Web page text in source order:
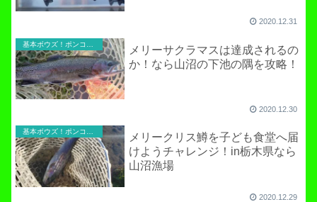
2020.12.31
メリーサクラマスは達成されるの
か！なら山沼の下池の隅を攻略！
2020.12.30
基本ボウズ！ポンコツ実践記
メリークリス鱒を子ども食堂へ届
けようチャレンジ！in栃木県なら
山沼漁場
2020.12.29